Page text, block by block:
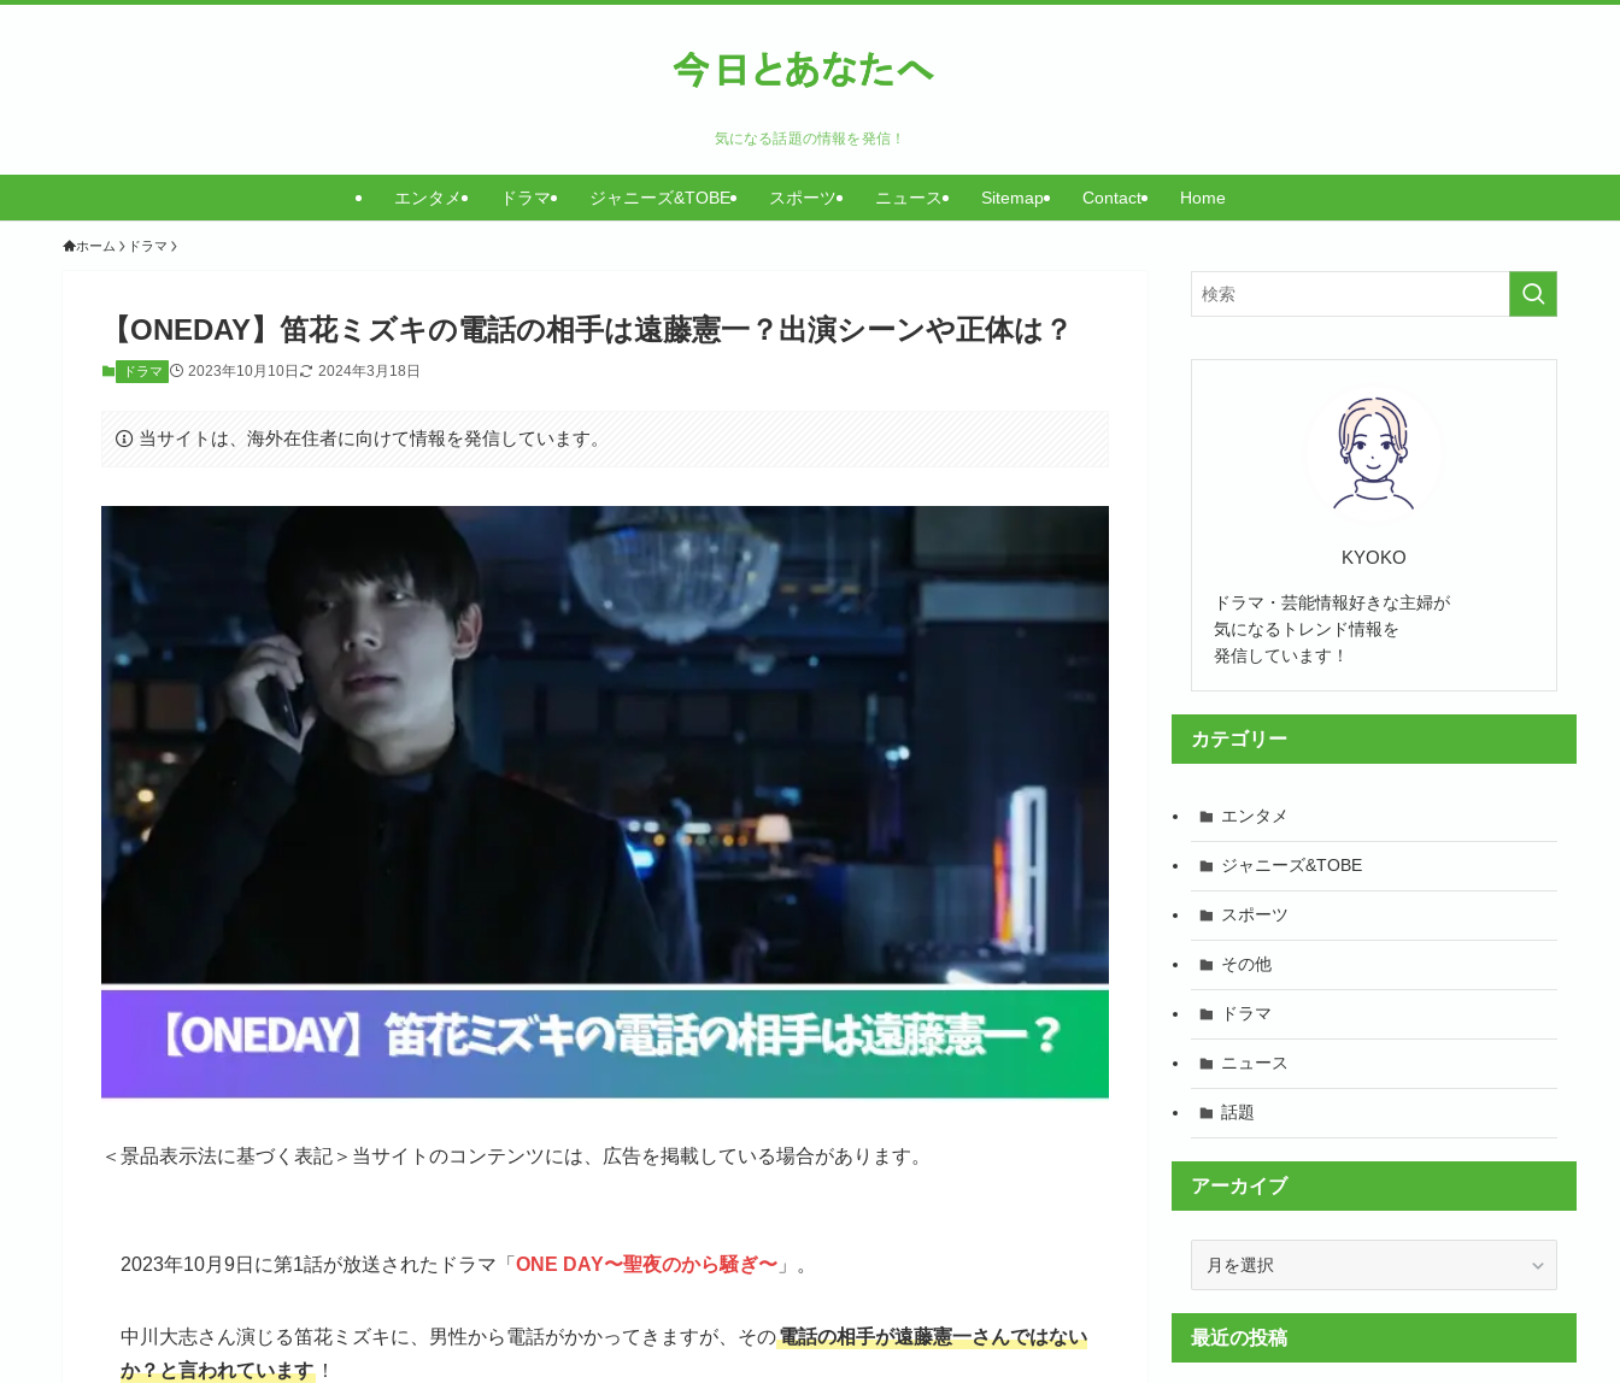
気になる話題の情報を発信！
エンタメ ドラマ ジャニーズ&TOBE スポーツ ニュース Sitemap Contact Home
ホーム ドラマ
【ONEDAY】笛花ミズキの電話の相手は遠藤憲一？出演シーンや正体は？
ドラマ 2023年10月10日 2024年3月18日
当サイトは、海外在住者に向けて情報を発信しています。
＜景品表示法に基づく表記＞当サイトのコンテンツには、広告を掲載している場合があります。
2023年10月9日に第1話が放送されたドラマ「 ONE DAY〜聖夜のから騒ぎ〜 」。
中川大志さん演じる笛花ミズキに、男性から電話がかかってきますが、その電話の相手が遠藤憲一さんではない
か？と言われています ！
KYOKO
ドラマ・芸能情報好きな主婦が
気になるトレンド情報を
発信しています！
カテゴリー
エンタメ
ジャニーズ&TOBE
スポーツ
その他
ドラマ
ニュース
話題
アーカイブ
イ
最近の投稿